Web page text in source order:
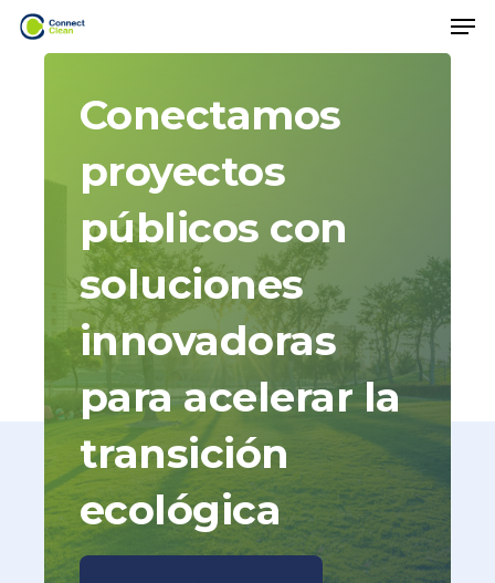
Skip
Menu
Conectamos
proyectos
públicos con
soluciones
innovadoras
para acelerar la
transición
ecológica
Menu